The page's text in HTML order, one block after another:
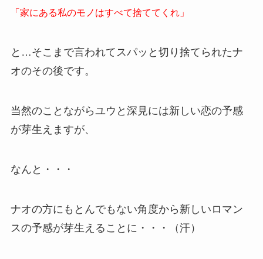
「家にある私のモノはすべて捨ててくれ」
と…そこまで言われてスパッと切り捨てられたナ
オのその後です。
当然のことながらユウと深見には新しい恋の予感
が芽生えますが、
なんと・・・
ナオの方にもとんでもない角度から新しいロマン
スの予感が芽生えることに・・・（汗）